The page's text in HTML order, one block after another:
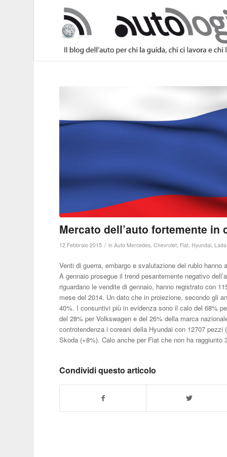
Mercato dell’auto fortemente in
12 Febbraio 2015 / inAuto Mercedes,Chevrolet, Fiat, Hyundai, Lada
Venti di guerra, embargo e svalutazione del rublo
A gennaio prosegue il trend pesantemente negativo
riguardano le vendite di gennaio, hanno registrato con
mese del 2014. Un dato che in proiezione, secondo gli
40%. I consuntivi più in evidenza sono il calo del 68%
del 28% per Volkswagen e del 26% della marca
controtendenza i coreani della Hyundai con 12707
Skoda (+8%). Calo anche per Fiat che non ha raggiunto
Condividi questo articolo